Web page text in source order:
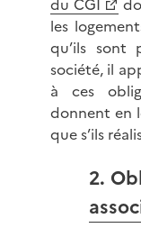
du CGI
les
qu’ils sont
société, il
à ces
donnent en
que s’ils
2.